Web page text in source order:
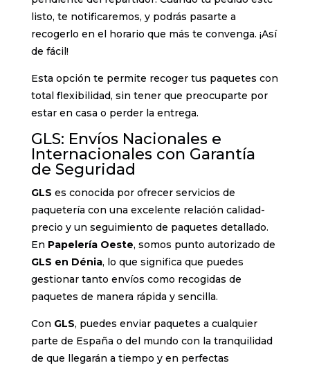
listo, te notificaremos, y podrás pasarte a
recogerlo en el horario que más te convenga. ¡Así
de fácil!
Esta opción te permite recoger tus paquetes con
total flexibilidad, sin tener que preocuparte por
estar en casa o perder la entrega.
GLS: Envíos Nacionales e
Internacionales con Garantía
de Seguridad
GLS es conocida por ofrecer servicios de
paquetería con una excelente relación calidad-
precio y un seguimiento de paquetes detallado.
En Papelería Oeste, somos punto autorizado de
GLS en Dénia, lo que significa que puedes
gestionar tanto envíos como recogidas de
paquetes de manera rápida y sencilla.
Con GLS, puedes enviar paquetes a cualquier
parte de España o del mundo con la tranquilidad
de que llegarán a tiempo y en perfectas